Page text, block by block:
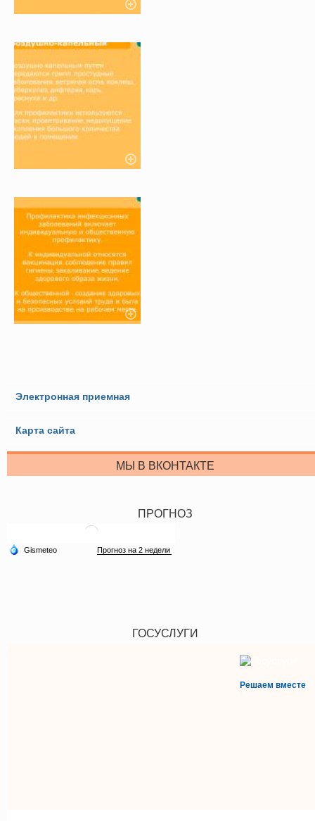
Электронная приемная
Карта сайта
МЫ В ВКОНТАКТЕ
ПРОГНОЗ
ГОСУСЛУГИ
Решаем вместе